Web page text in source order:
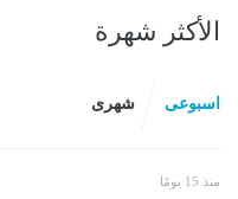
الأكثر شهرة
اسبوعى شهرى
منذ 15 يومًا